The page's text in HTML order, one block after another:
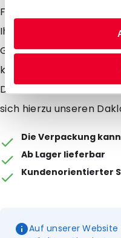
Food- wie auch für
Ihres Druckverschluss
Gebrauch geeignet. .
können die Beutel nach
Druckverschluss
sich hierzu unseren
Die Verpackung
Ab Lager lieferbar
Kundenorientierter
Auf unserer